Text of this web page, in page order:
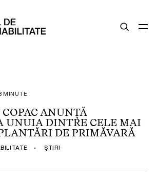
MINUTE
ANUNȚĂ
UNUIA DINTRE CELE MAI
DE PRIMĂVARĂ
• ȘTIRI